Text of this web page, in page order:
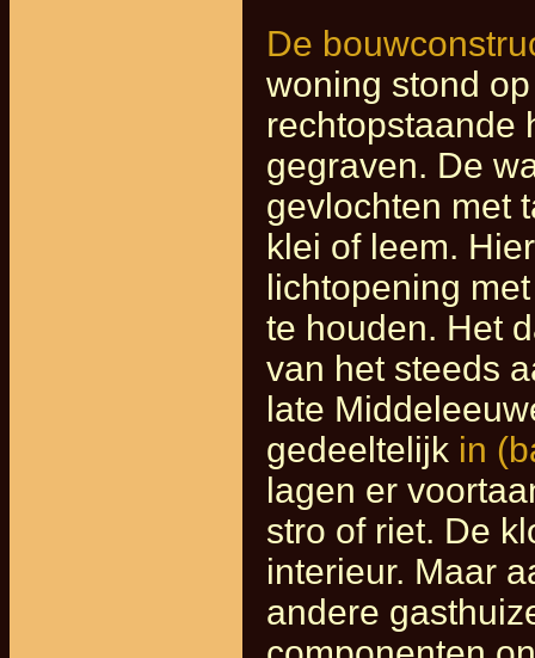
De
woning stond
rechtopstaande
gegraven. De
gevlochten met
klei of leem.
lichtopening
te houden. Het
van het steeds
late
gedeeltelijk in
lagen er
stro of riet. De
interieur. Maar
andere